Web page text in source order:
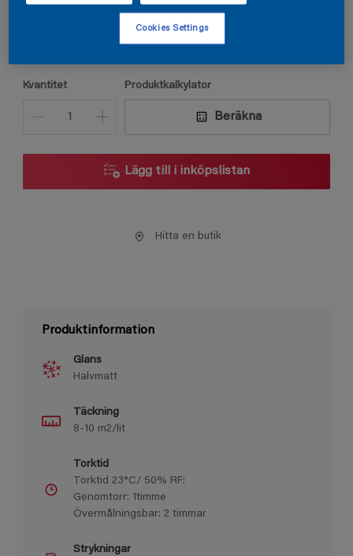
Förpackningsstorlek
2,5L
Kvantitet Produktkalkylator
Beräkna
Lägg till i inköpslistan
Hitta en butik
Produktinformation
Glans
Halvmatt
Täckning
8-10 m2/lit
Torktid
Torktid 23°C/ 50% RF:
Genomtorr: 1timme
Övermålningsbar: 2 timmar
Strykningar
Cookies Settings